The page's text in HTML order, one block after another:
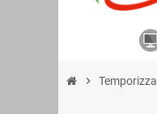
chevron_right